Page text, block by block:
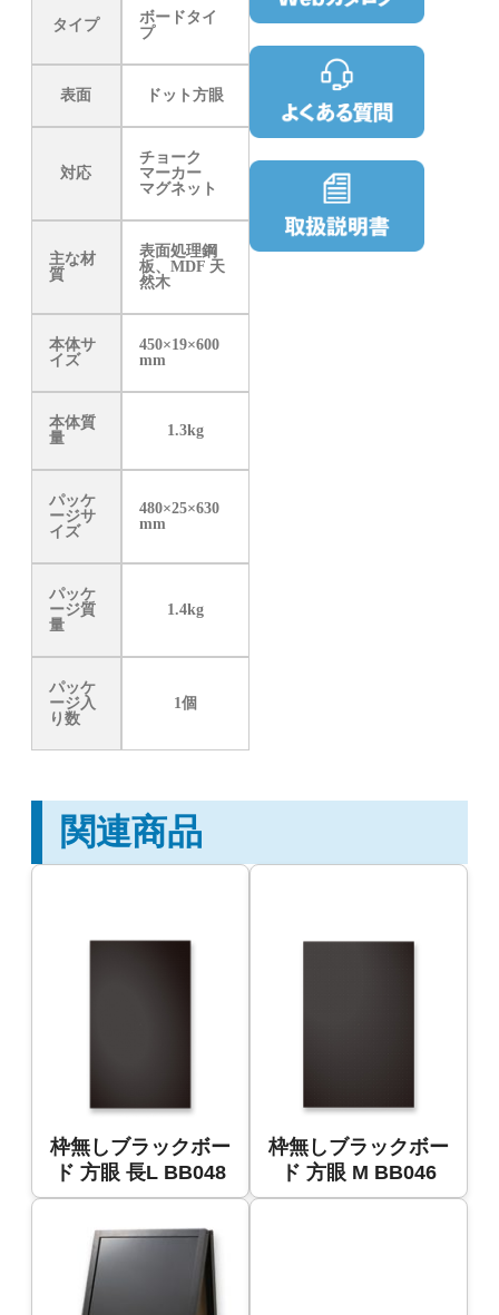
タイプ
ボードタイ
プ
表面 ドット方眼
対応
チョーク
マーカー
マグネット
主な材
質
表面処理鋼
板、MDF 天
然木
本体サ
イズ
450×19×600
mm
本体質
量
1.3kg
パッケ
ージサ
イズ
480×25×630
mm
パッケ
ージ質
量
1.4kg
パッケ
ージ入
り数
1個
関連商品
枠無しブラックボー
ド 方眼 長L BB048
枠無しブラックボー
ド 方眼 M BB046